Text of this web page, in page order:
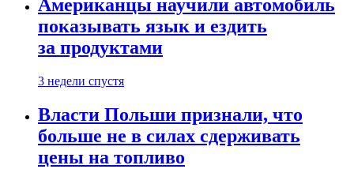
Американцы научили автомобиль
показывать язык и ездить
за продуктами
3 недели спустя
Власти Польши признали, что
больше не в силах сдерживать
цены на топливо